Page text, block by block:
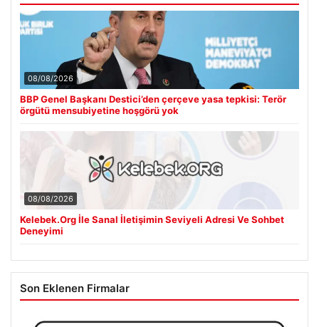
08/08/2026
BBP Genel Başkanı Destici’den çerçeve yasa tepkisi: Terör
örgütü mensubiyetine hoşgörü yok
08/08/2026
Kelebek.Org İle Sanal İletişimin Seviyeli Adresi Ve Sohbet
Deneyimi
Son Eklenen Firmalar